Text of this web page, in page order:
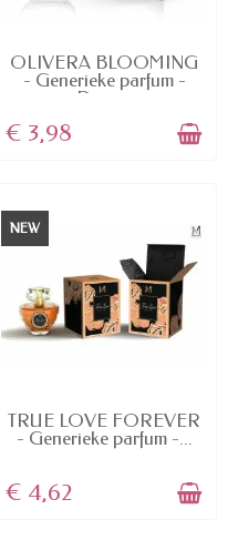
AVAILABLE
OLIVERA BLOOMING
- Generieke parfum -
Dupe...
€ 3,98
NEW
AVAILABLE
TRUE LOVE FOREVER
- Generieke parfum -...
€ 4,62